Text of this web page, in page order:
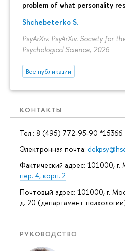
problem of what personality
Shchebetenko S.
PsyArXiv. PsyArXiv. Society for
Psychological Science, 2026
Все публикации
КОНТАКТЫ
Тел.: 8 (495) 772-95-90 *15366
Электронная почта:
Фактический адрес: 101000, г.
пер. 4, корп. 2
Почтовый адрес: 101000, г.
д. 20 (департамент
РУКОВОДСТВО